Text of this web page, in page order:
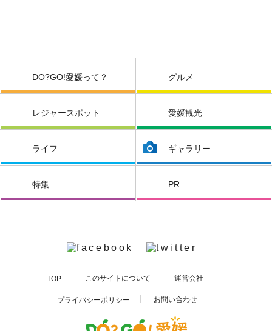
DO?GO!愛媛って？ グルメ
レジャースポット 愛媛観光
ライフ ギャラリー
特集 PR
TOP このサイトについて 運営会社
プライバシーポリシー お問い合わせ